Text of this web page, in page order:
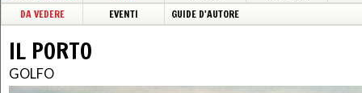
DA VEDERE
EVENTI GUIDE D'AUTORE
IL PORTO
GOLFO